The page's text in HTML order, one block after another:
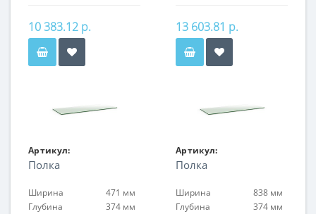
10 383.12 р. 13 603.81 р.
Артикул:
FIN.PL.60.NF.GL
Полка
Ширина
471 мм
Глубина
374 мм
Артикул:
FIN.PL.100.NF.GL
Полка
Ширина
838 мм
Глубина
374 мм